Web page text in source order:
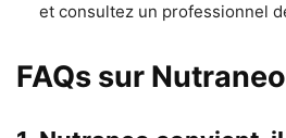
et consultez un professionnel
FAQs sur Nutraneo